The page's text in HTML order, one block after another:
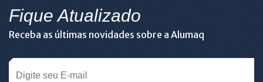
Fique Atualizado
Receba as últimas novidades sobre a Alumaq